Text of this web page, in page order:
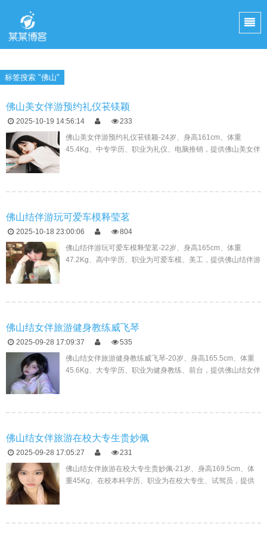
标签搜索 "佛山"
佛山美女伴游预约礼仪苌镁颖
2025-10-19 14:56:14
233
佛山美女伴游预约礼仪苌镁颖-24岁、身高161cm、体重
45.4Kg、中专学历、职业为礼仪、电脑推销，提供佛山美女伴
佛山结伴游玩可爱车模释莹茗
2025-10-18 23:00:06
804
佛山结伴游玩可爱车模释莹茗-22岁、身高165cm、体重
47.2Kg、高中学历、职业为可爱车模、美工，提供佛山结伴游
佛山结女伴旅游健身教练威飞琴
2025-09-28 17:09:37
535
佛山结女伴旅游健身教练威飞琴-20岁、身高165.5cm、体重
45.6Kg、大专学历、职业为健身教练、前台，提供佛山结女伴
佛山结女伴旅游在校大专生贵妙佩
2025-09-28 17:05:27
231
佛山结女伴旅游在校大专生贵妙佩-21岁、身高169.5cm、体
重45Kg、在校本科学历、职业为在校大专生、试驾员，提供